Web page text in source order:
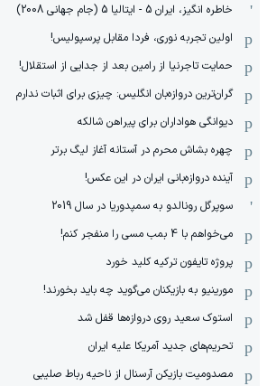
خاطره انگیز، ایران 5 - ایتالیا 5 (جام جهانی 2008)
اولین تجربه نوری، فردا مقابل پرسپولیس!
حمایت تاجرنیا از رامین بعد از جدایی از استقلال!
گران‌ترین دروازه‌بان انگلیس: چیزی برای اثبات ندارم
دیوانگی هواداران برای پیراهن شالکه
چهره بشاش محرم در آستانه آغاز لیگ برتر
آینده دروازه‌بانی ایران در این عکس!
سوپرگل رونالدو به سمپدوریا در سال 2019
می‌خواهم با 4 بمب مسی را منفجر کنم!
پروژه تایفون ترکیه کلید خورد
مورینیو به بازیکنان می‌گوید چه باید بخورند!
استوک سعید روی دروازه‌ها قفل شد
تحریم‌های جدید آمریکا علیه ایران
مصدومیت بازیکن آرسنال از ناحیه رباط صلیبی